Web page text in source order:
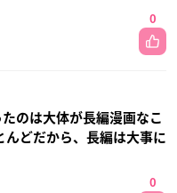
0
のは大体が長編漫画なこ
んどだから、長編は大事に
0